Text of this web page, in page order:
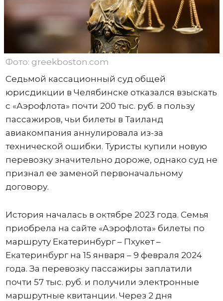
Фото: greekboston.com
Седьмой кассационный суд общей
юрисдикции в Челябинске отказался взыскать
с «Аэрофлота» почти 200 тыс. руб. в пользу
пассажиров, чьи билеты в Таиланд
авиакомпания аннулировала из-за
технической ошибки. Туристы купили новую
перевозку значительно дороже, однако суд не
признал ее заменой первоначальному
договору.
История началась в октябре 2023 года. Семья
приобрела на сайте «Аэрофлота» билеты по
маршруту Екатеринбург – Пхукет –
Екатеринбург на 15 января – 9 февраля 2024
года. За перевозку пассажиры заплатили
почти 57 тыс. руб. и получили электронные
маршрутные квитанции. Через 2 дня